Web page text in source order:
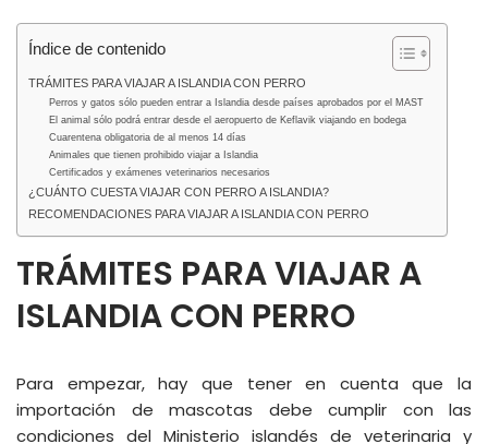
Índice de contenido
TRÁMITES PARA VIAJAR A ISLANDIA CON PERRO
Perros y gatos sólo pueden entrar a Islandia desde países aprobados por el MAST
El animal sólo podrá entrar desde el aeropuerto de Keflavik viajando en bodega
Cuarentena obligatoria de al menos 14 días
Animales que tienen prohibido viajar a Islandia
Certificados y exámenes veterinarios necesarios
¿CUÁNTO CUESTA VIAJAR CON PERRO A ISLANDIA?
RECOMENDACIONES PARA VIAJAR A ISLANDIA CON PERRO
TRÁMITES PARA VIAJAR A
ISLANDIA CON PERRO
Para empezar, hay que tener en cuenta que la
importación de mascotas debe cumplir con las
condiciones del Ministerio islandés de veterinaria y